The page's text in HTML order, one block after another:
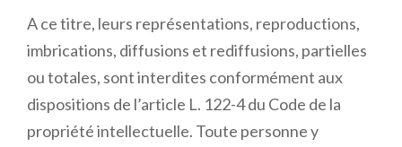
A ce titre, leurs représentations, reproductions,
imbrications, diffusions et rediffusions, partielles
ou totales, sont interdites conformément aux
dispositions de l’article L. 122-4 du Code de la
propriété intellectuelle. Toute personne y